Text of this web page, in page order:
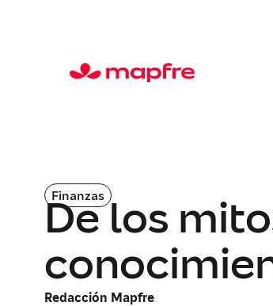
Finanzas
De los
Redacción Mapfre